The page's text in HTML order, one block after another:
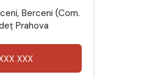
Berceni (Com.
Prahova
XXX